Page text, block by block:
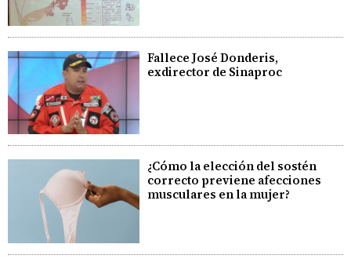
Fallece José Donderis,
exdirector de Sinaproc
¿Cómo la elección del sostén
correcto previene afecciones
musculares en la mujer?